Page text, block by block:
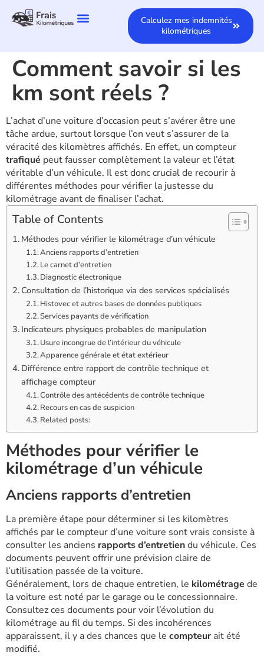
Calculez mes indemnités
kilométriques
Comment savoir si les
km sont réels ?
L’achat d’une voiture d’occasion peut s’avérer être une
tâche ardue, surtout lorsque l’on veut s’assurer de la
véracité des kilomètres affichés. En effet, un compteur
trafiqué peut fausser complètement la valeur et l’état
véritable d’un véhicule. Il est donc crucial de recourir à
différentes méthodes pour vérifier la justesse du
kilométrage avant de finaliser l’achat.
Table of Contents
Méthodes pour vérifier le kilométrage d’un véhicule
Anciens rapports d’entretien
Le carnet d’entretien
Diagnostic électronique
Consultation de l’historique via des services spécialisés
Histovec et autres bases de données publiques
Services payants de vérification
Indicateurs physiques probables de manipulation
Usure incongrue de l’intérieur du véhicule
Apparence générale et état extérieur
Différence entre rapport de contrôle technique et
affichage compteur
Contrôle des antécédents de contrôle technique
Recours en cas de suspicion
Related posts:
Méthodes pour vérifier le
kilométrage d’un véhicule
Anciens rapports d’entretien
La première étape pour déterminer si les kilomètres
affichés par le compteur d’une voiture sont vrais consiste à
consulter les anciens rapports d’entretiendu véhicule. Ces
documents peuvent offrir une prévision claire de
l’utilisation passée de la voiture.
Généralement, lors de chaque entretien, le kilométrage de
la voiture est noté par le garage ou le concessionnaire.
Consultez ces documents pour voir l’évolution du
kilométrage au fil du temps. Si des incohérences
apparaissent, il y a des chances que le compteur ait été
modifié.